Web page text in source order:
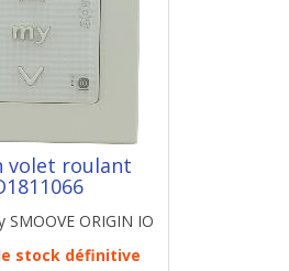
volet roulant
ORIGIN IO
stock définitive